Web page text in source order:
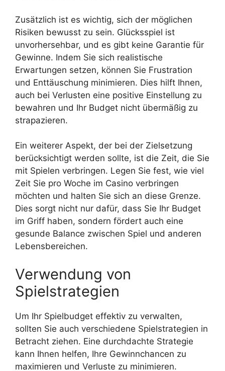
Zusätzlich ist es wichtig, sich der möglichen
Risiken bewusst zu sein. Glücksspiel ist
unvorhersehbar, und es gibt keine Garantie für
Gewinne. Indem Sie sich realistische
Erwartungen setzen, können Sie Frustration
und Enttäuschung minimieren. Dies hilft Ihnen,
auch bei Verlusten eine positive Einstellung zu
bewahren und Ihr Budget nicht übermäßig zu
strapazieren.
Ein weiterer Aspekt, der bei der Zielsetzung
berücksichtigt werden sollte, ist die Zeit, die Sie
mit Spielen verbringen. Legen Sie fest, wie viel
Zeit Sie pro Woche im Casino verbringen
möchten und halten Sie sich an diese Grenze.
Dies sorgt nicht nur dafür, dass Sie Ihr Budget
im Griff haben, sondern fördert auch eine
gesunde Balance zwischen Spiel und anderen
Lebensbereichen.
Verwendung von
Spielstrategien
Um Ihr Spielbudget effektiv zu verwalten,
sollten Sie auch verschiedene Spielstrategien in
Betracht ziehen. Eine durchdachte Strategie
kann Ihnen helfen, Ihre Gewinnchancen zu
maximieren und Verluste zu minimieren.